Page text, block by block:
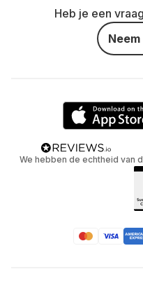
Heb je een
We hebben de echtheid van